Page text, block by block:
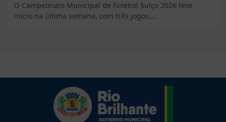
O Campeonato Municipal de Futebol Suíço 2026 teve
início na última semana, com três jogos....